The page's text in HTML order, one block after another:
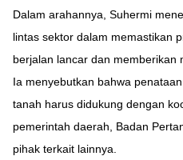
Dalam arahannya, Suhermi
lintas sektor dalam memastikan
berjalan lancar dan memberikan
Ia menyebutkan bahwa
tanah harus didukung dengan
pemerintah daerah, Badan
pihak terkait lainnya.